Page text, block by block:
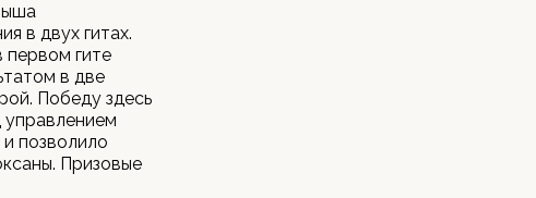
в двух гитах.
первом гите
в две
Победу здесь
позволило
Призовые